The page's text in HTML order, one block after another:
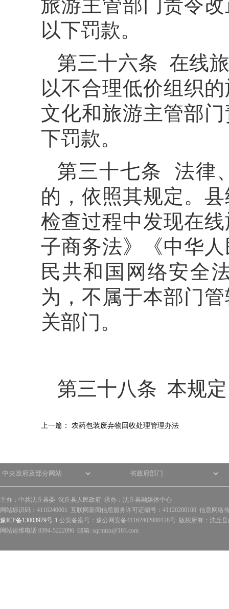
旅游主管部门责令
以下罚款。
第三十六条 在线
以不合理低价组织
文化和旅游主管部
下罚款。
第三十七条 法律
的，依照其规定。
检查过程中发现在
子商务法》《中华
民共和国网络安全
为，不属于本部门
关部门。
第三十八条 本规
上一篇： 农药包装废弃物回收处理管理办法
主办：中共沈丘县委 沈丘县人民政府 承办：沈丘县融媒体中心
网站标识码：4116240001 互联网新闻信息服务许可证编号：41120200100 信息网络
豫ICP备13003979号-1 公安备案号：豫公网安备41162402000128号 版权所有：沈丘
网站运维电话 0394-5222096 邮箱: sqrmtzx@163.com